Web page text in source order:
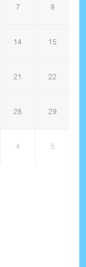
7 8
14 15
21 22
28 29
4 5